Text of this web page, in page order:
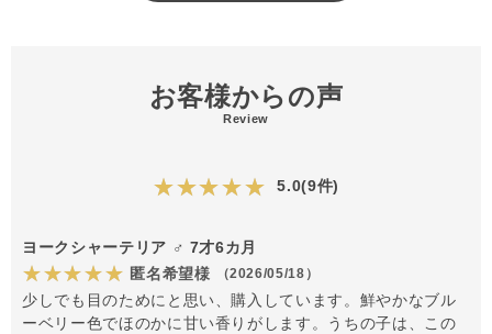
ルブランド。GREEN DOG＆CATで取り扱いしている商品は、す
べて独自の品質基準に沿って製造されています。その中でも、特
さんにお届けしていきます。
インナップを揃えています。
全ラインナップは、こちら「愛犬用」、「愛猫用」
にこだわった商品、パートナーが食べた際の食感までこだわりぬ
いた商品を揃えていますので、ぜひお試しくださいね。
お客様からの声
Review
★★★★★ 5.0(9件)
ヨークシャーテリア ♂ 7才6カ月
★★★★★ 匿名希望様 （2026/05/18）
少しでも目のためにと思い、購入しています。鮮やかなブル
ーベリー色でほのかに甘い香りがします。うちの子は、この